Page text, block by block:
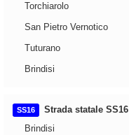
Torchiarolo
San Pietro Vernotico
Tuturano
Brindisi
SS16
Strada statale SS16
Brindisi